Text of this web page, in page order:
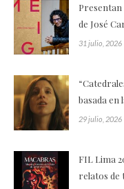
Presentan
de José
31 julio, 2026
basada en
29 julio, 2026
FIL Lima
relatos